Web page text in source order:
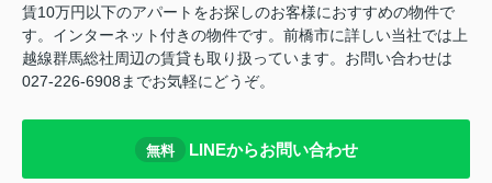
賃10万円以下のアパートをお探しのお客様におすすめの物件で
す。インターネット付きの物件です。前橋市に詳しい当社では上
越線群馬総社周辺の賃貸も取り扱っています。お問い合わせは
027-226-6908までお気軽にどうぞ。
無料 LINEからお問い合わせ